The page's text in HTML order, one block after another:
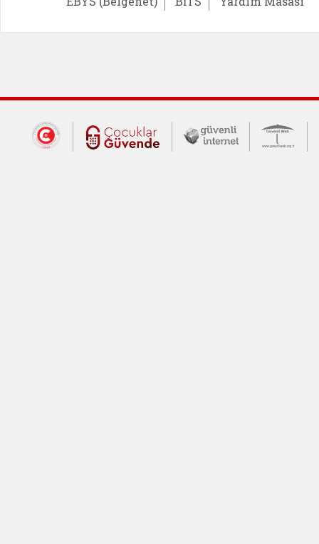
Dış Bağlantılar
Cumhurbaşkanlığı İletişim Merkezi
Çocuklar Güvende (yeni
Güvenli